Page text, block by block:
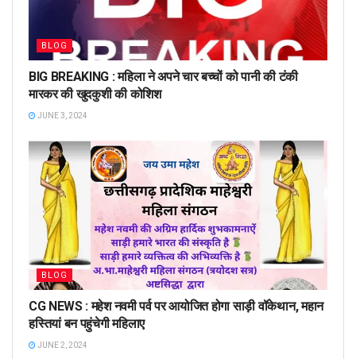
BLOG
BIG BREAKING : महिला ने अपने चार बच्चों को पानी की टंकी
मारकर की खुदकुशी की कोशिश
JUNE 3, 2024
BLOG
CG NEWS : महेश नवमी पर्व पर आयोजित होगा साड़ी वॉकेथान, महान
हस्तियां बन पहुंचेगी महिलाए
JUNE 2, 2024